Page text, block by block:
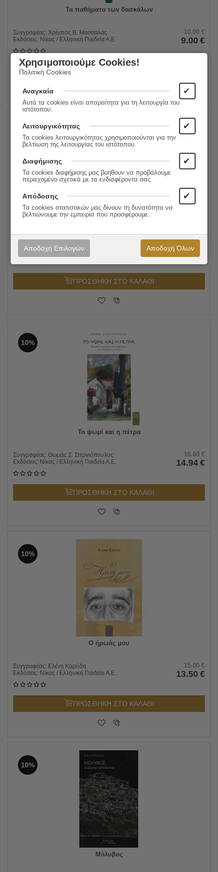
Τα παθήματα των δασκάλων
Συγγραφέας: Χρήστος Β. Μασσαλάς
Εκδόσεις: Νίκας / Ελληνική Παιδεία Α.Ε.
10.00 €
9.00 €
ΠΡΟΣΘΗΚΗ ΣΤΟ ΚΑΛΑΘΙ
βαση τῆς οἰκολογικῆς κρίσης
Εκδόσεις:Νίκας / Ελληνική Παιδεία Α.Ε. 22.50
ΠΡΟΣΘΗΚΗ ΣΤΟ ΚΑΛΑΘΙ
10%
Το ψωμί και η πέτρα
Συγγραφέας: Θωμάς Σ. Στεργιόπουλος
Εκδόσεις: Νίκας / Ελληνική Παιδεία Α.Ε.
16.60 €
14.94 €
ΠΡΟΣΘΗΚΗ ΣΤΟ ΚΑΛΑΘΙ
10%
Ο ήρωάς μου
Συγγραφέας: Ελένη Καρύδη
Εκδόσεις: Νίκας / Ελληνική Παιδεία Α.Ε.
15.00 €
13.50 €
ΠΡΟΣΘΗΚΗ ΣΤΟ ΚΑΛΑΘΙ
10%
Μόλυβος
Χρησιμοποιούμε Cookies!
Πολιτική Cookies
Αναγκαία ✔
Αυτά τα cookies είναι απαραίτητα για τη λειτουργία του
ιστότοπου.
Λειτουργικότητας ✔
Τα cookies λειτουργικότητας χρησιμοποιούνται για την
βελτίωση της λειτουργίας του ιστότοπου.
Διαφήμισης ✔
Τα cookies διαφήμισης μας βοηθουν να προβάλουμε
περιεχομένο σχετικά με τα ενδιαφέροντα σας.
Απόδοσης ✔
Τα cookies στατιστικών μας δίνουν τη δυνατότητα να
βελτιώνουμε την εμπειρία που προσφέρουμε.
Αποδοχή Επιλογών Αποδοχή Όλων